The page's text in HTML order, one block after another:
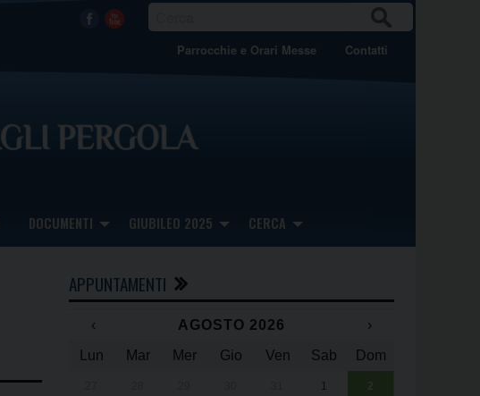
Facebook
Youtube CA
Parrocchie e Orari Messe Contatti
DOCUMENTI GIUBILEO 2025 CERCA
APPUNTAMENTI
‹ AGOSTO 2026
›
Lun
Mar Mer Gio Ven Sab Dom
1 2